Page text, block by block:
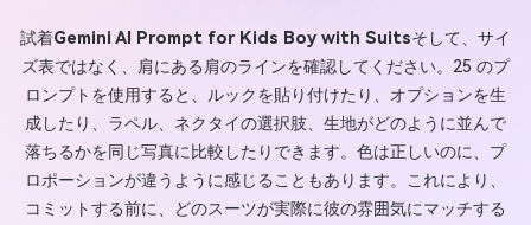
試着Gemini AI Prompt for Kids Boy with Suitsそして、サイ
ズ表ではなく、肩にある肩のラインを確認してください。25 のプ
ロンプトを使用すると、ルックを貼り付けたり、オプションを生
成したり、ラペル、ネクタイの選択肢、生地がどのように並んで
落ちるかを同じ写真に比較したりできます。色は正しいのに、プ
ロポーションが違うように感じることもあります。これにより、
コミットする前に、どのスーツが実際に彼の雰囲気にマッチする